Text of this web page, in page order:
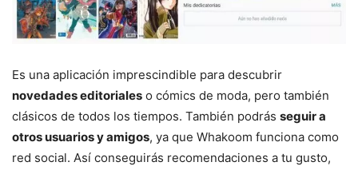
Es una aplicación imprescindible para descubrir
novedades editoriales o cómics de moda, pero también
clásicos de todos los tiempos. También podrás seguir a
otros usuarios y amigos, ya que Whakoom funciona como
red social. Así conseguirás recomendaciones a tu gusto,